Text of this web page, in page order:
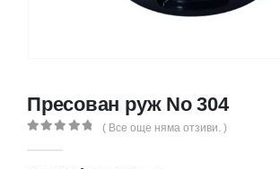
Пресован руж No 304
( Все още няма отзиви. )